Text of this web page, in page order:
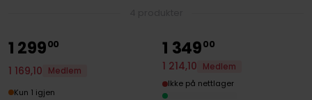
1 29900
1 169,10
Medlem
Kun 1 igjen
1 34900
1 214,10
Medlem
Ikke på nettlager